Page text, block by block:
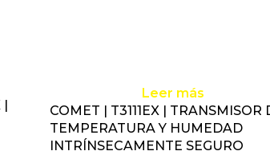
Leer más
COMET | T3111EX | TRANSMISOR
TEMPERATURA Y HUMEDAD
INTRÍNSECAMENTE SEGURO